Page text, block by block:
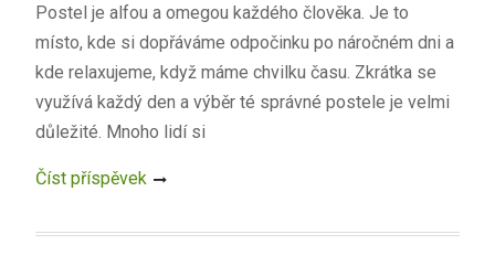
Postel je alfou a omegou každého člověka. Je to
místo, kde si dopřáváme odpočinku po náročném dni a
kde relaxujeme, když máme chvilku času. Zkrátka se
využívá každý den a výběr té správné postele je velmi
důležité. Mnoho lidí si
Číst příspěvek